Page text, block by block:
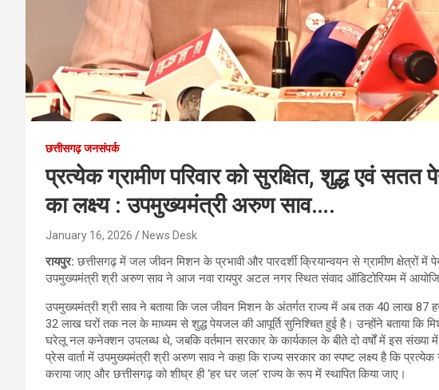
छत्तीसगढ़ जनसंपर्क
प्रत्येक ग्रामीण परिवार को सुरक्षित, शुद्ध एवं
का लक्ष्य : उपमुख्यमंत्री अरुण साव….
January 16, 2026 News Desk
रायपुर:छत्तीसगढ़ में जल जीवन मिशन के प्रभावी और पारदर्शी क्रियान्वयन से ग्रामीण क्षेत्रों में
उपमुख्यमंत्री श्री अरुण साव ने आज नवा रायपुर अटल नगर स्थित संवाद ऑडिटोरियम में आयोजित
उपमुख्यमंत्री श्री साव ने बताया कि जल जीवन मिशन के अंतर्गत राज्य में अब तक 40 लाख
32 लाख घरों तक नल के माध्यम से शुद्ध पेयजल की आपूर्ति सुनिश्चित हुई है। उन्होंने बताया कि
घरेलू नल कनेक्शन उपलब्ध थे, जबकि वर्तमान सरकार के कार्यकाल के बीते दो वर्षों में इस संख्या में
प्रेस वार्ता में उपमुख्यमंत्री श्री अरुण साव ने कहा कि राज्य सरकार का स्पष्ट लक्ष्य है कि
कराया जाए और छत्तीसगढ़ को शीघ्र ही ‘हर घर जल’ राज्य के रूप में स्थापित किया जाए।